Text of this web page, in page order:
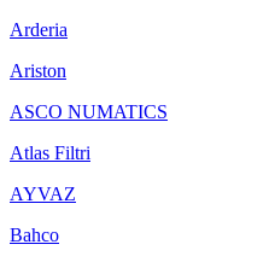
Arderia
Ariston
ASCO NUMATICS
Atlas Filtri
AYVAZ
Bahco